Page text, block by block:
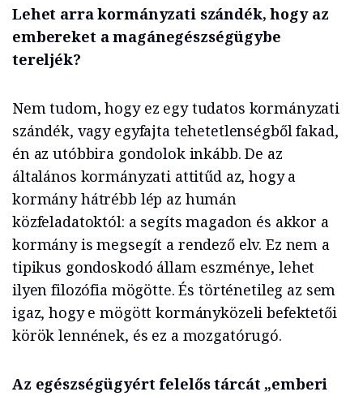
Lehet arra kormányzati szándék, hogy az
embereket a magánegészségügybe
tereljék?
Nem tudom, hogy ez egy tudatos kormányzati
szándék, vagy egyfajta tehetetlenségből fakad,
én az utóbbira gondolok inkább. De az
általános kormányzati attitűd az, hogy a
kormány hátrébb lép az humán
közfeladatoktól: a segíts magadon és akkor a
kormány is megsegít a rendező elv. Ez nem a
tipikus gondoskodó állam eszménye, lehet
ilyen filozófia mögötte. És történetileg az sem
igaz, hogy e mögött kormányközeli befektetői
körök lennének, és ez a mozgatórugó.
Az egészségügyért felelős tárcát „emberi